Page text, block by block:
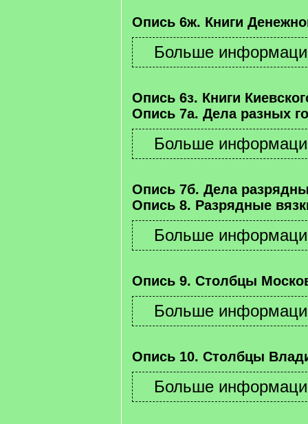
Опись 6ж. Книги
Опись 6з. Книги
Опись 7а. Дела разных
Опись 7б. Дела
Опись 8. Разрядные
Опись 9. Столбцы
Опись 10. Столбцы